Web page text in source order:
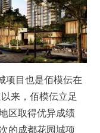
目也是佰模伝在
来，佰模伝立足
区取得优异成绩
的成都花园城项